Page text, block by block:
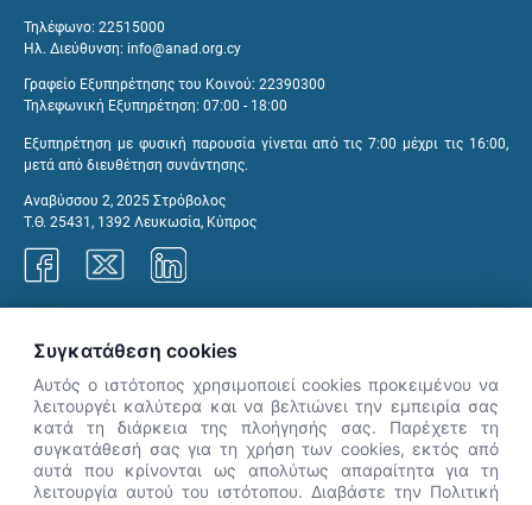
Τηλέφωνο: 22515000
Ηλ. Διεύθυνση: info@anad.org.cy
Γραφείο Εξυπηρέτησης του Κοινού: 22390300
Τηλεφωνική Εξυπηρέτηση: 07:00 - 18:00
Εξυπηρέτηση με φυσική παρουσία γίνεται από τις 7:00 μέχρι τις 16:00,
μετά από διευθέτηση συνάντησης.
Αναβύσσου 2, 2025 Στρόβολος
Τ.Θ. 25431, 1392 Λευκωσία, Κύπρος
👋 Καλώς ήρθες! Είμαι η Νόησις.
Πες μου πώς μπορώ να σε βοηθήσω
Συγκατάθεση cookies
Αυτός ο ιστότοπος χρησιμοποιεί cookies προκειμένου να
λειτουργέι καλύτερα και να βελτιώνει την εμπειρία σας
κατά τη διάρκεια της πλοήγησής σας. Παρέχετε τη
συγκατάθεσή σας για τη χρήση των cookies, εκτός από
αυτά που κρίνονται ως απολύτως απαραίτητα για τη
λειτουργία αυτού του ιστότοπου. Διαβάστε την Πολιτική